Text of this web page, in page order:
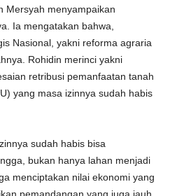
Mersyah menyampaikan
Ia mengatakan bahwa,
Nasional, yakni reforma agraria
Rohidin merinci yakni
retribusi pemanfaatan tanah
yang masa izinnya sudah habis
sudah habis bisa
bukan hanya lahan menjadi
menciptakan nilai ekonomi yang